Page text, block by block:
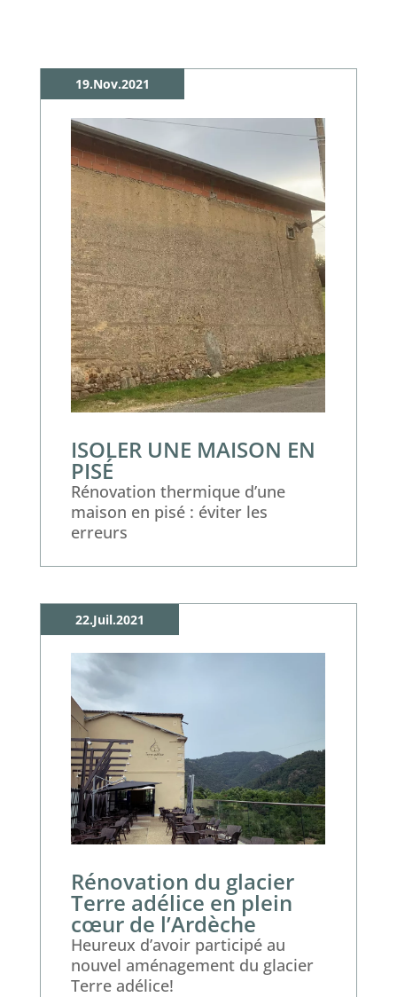
ISOLER UNE MAISON EN
PISÉ
19.Nov.2021
Rénovation thermique d’une
maison en pisé : éviter les
erreurs
Rénovation du glacier
Terre adélice en plein
cœur de l’Ardèche
22.Juil.2021
Heureux d’avoir participé au
nouvel aménagement du glacier
Terre adélice!